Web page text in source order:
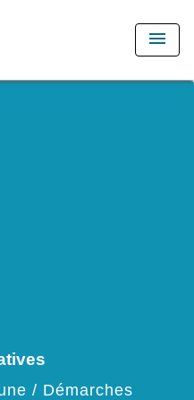
menu
/ Démarches